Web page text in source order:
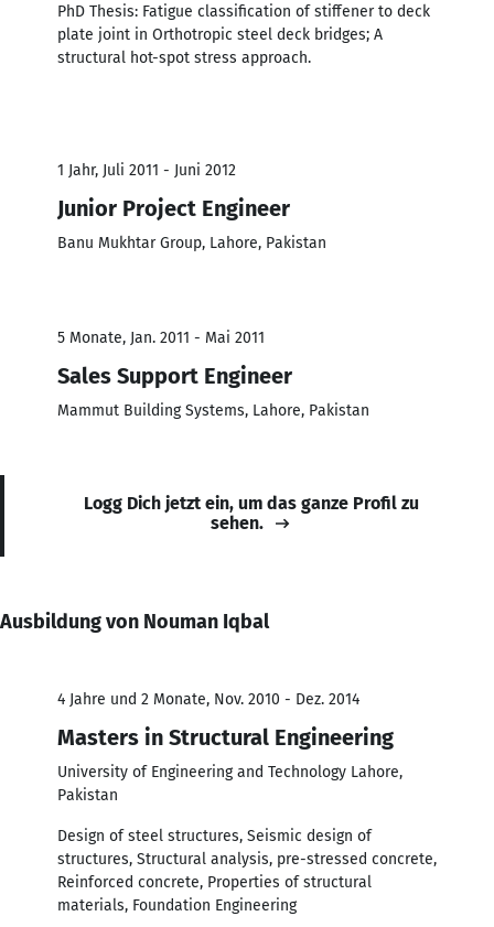
PhD Thesis: Fatigue classification of stiffener to deck
plate joint in Orthotropic steel deck bridges; A
structural hot-spot stress approach.
1 Jahr, Juli 2011 - Juni 2012
Junior Project Engineer
Banu Mukhtar Group, Lahore, Pakistan
5 Monate, Jan. 2011 - Mai 2011
Sales Support Engineer
Mammut Building Systems, Lahore, Pakistan
Logg Dich jetzt ein, um das ganze Profil zu
sehen.
Ausbildung von Nouman Iqbal
4 Jahre und 2 Monate, Nov. 2010 - Dez. 2014
Masters in Structural Engineering
University of Engineering and Technology Lahore,
Pakistan
Design of steel structures, Seismic design of
structures, Structural analysis, pre-stressed concrete,
Reinforced concrete, Properties of structural
materials, Foundation Engineering